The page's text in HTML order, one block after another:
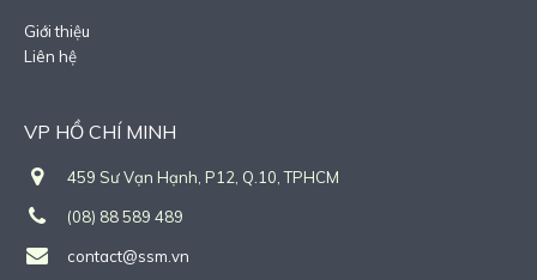
Giới thiệu
Liên hệ
VP HỒ CHÍ MINH
459 Sư Vạn Hạnh, P12, Q.10, TPHCM
(08) 88 589 489
contact@ssm.vn